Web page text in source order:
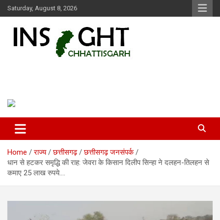
Skip
to
Saturday, August 8, 2026
Home राज्य छत्तीसगढ़
छत्तीसगढ़ जनसंपर्क
धान से हटकर समृद्धि की राह: जेवरा के किसान दिलीप सिन्हा ने दलहन-तिलहन से
कमाए 25 लाख रुपये….